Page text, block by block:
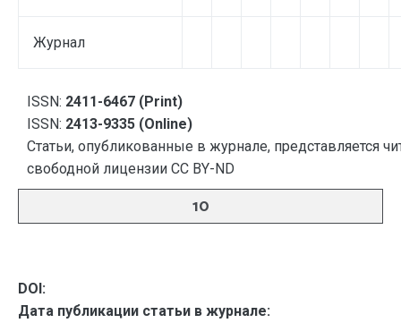
Журнал
ISSN: 2411-6467 (Print)
ISSN: 2413-9335 (Online)
Статьи, опубликованные в журнале, представляется
свободной лицензии CC BY-ND
10
DOI:
Дата публикации статьи в журнале: